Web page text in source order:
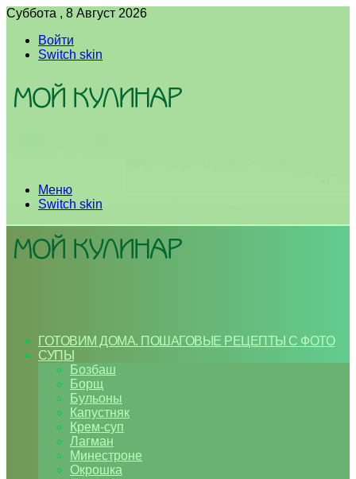
Суббота , 8 Август 2026
Войти
Switch skin
Меню
Switch skin
ГОТОВИМ ДОМА. ПОШАГОВЫЕ РЕЦЕПТЫ С ФОТО
СУПЫ
Бозбаш
Борщ
Бульоны
Капустняк
Крем-суп
Лагман
Минестроне
Окрошка